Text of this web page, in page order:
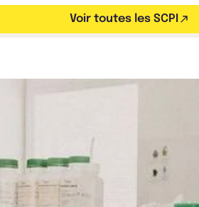
Voir toutes les SCPI